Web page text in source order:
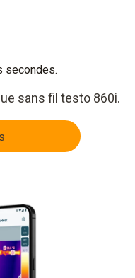
secondes.
sans fil testo 860i.